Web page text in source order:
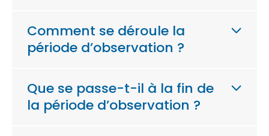
Comment se déroule la
période d’observation ?
Que se passe-t-il à la fin de
la période d’observation ?